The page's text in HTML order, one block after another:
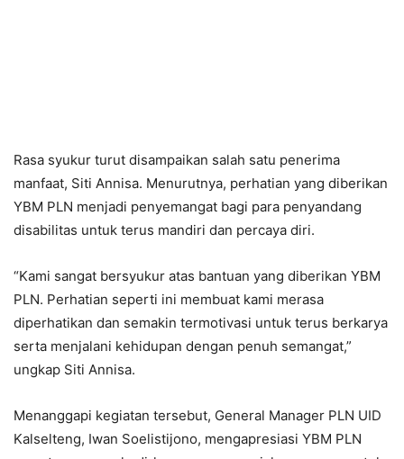
Rasa syukur turut disampaikan salah satu penerima
manfaat, Siti Annisa. Menurutnya, perhatian yang diberikan
YBM PLN menjadi penyemangat bagi para penyandang
disabilitas untuk terus mandiri dan percaya diri.
“Kami sangat bersyukur atas bantuan yang diberikan YBM
PLN. Perhatian seperti ini membuat kami merasa
diperhatikan dan semakin termotivasi untuk terus berkarya
serta menjalani kehidupan dengan penuh semangat,”
ungkap Siti Annisa.
Menanggapi kegiatan tersebut, General Manager PLN UID
Kalselteng, Iwan Soelistijono, mengapresiasi YBM PLN